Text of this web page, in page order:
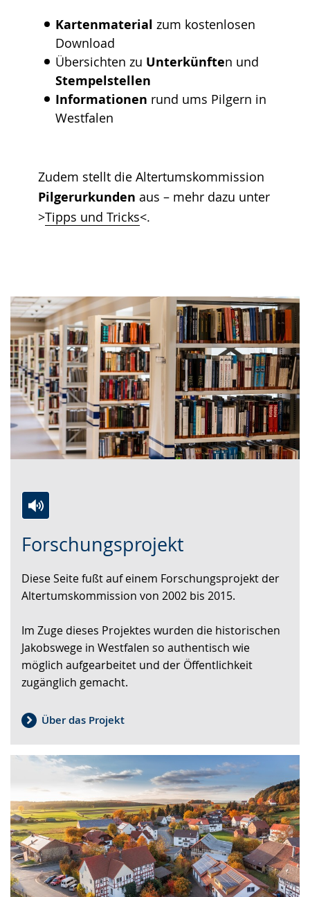
Kartenmaterial zum kostenlosen
Download
Übersichten zu Unterkünften und
Stempelstellen
Informationen rund ums Pilgern in
Westfalen
Zudem stellt die Altertumskommission
Pilgerurkunden aus – mehr dazu unter
>Tipps und Tricks<.
Forschungsprojekt
Leichten
wechseln.
Audio-
Video
Deutscher
Gebärdensprache
angezeigt.
Diese Seite fußt auf einem Forschungsprojekt der
Altertumskommission von 2002 bis 2015.
Im Zuge dieses Projektes wurden die historischen
Jakobswege in Westfalen so authentisch wie
möglich aufgearbeitet und der Öffentlichkeit
zugänglich gemacht.
Über das Projekt